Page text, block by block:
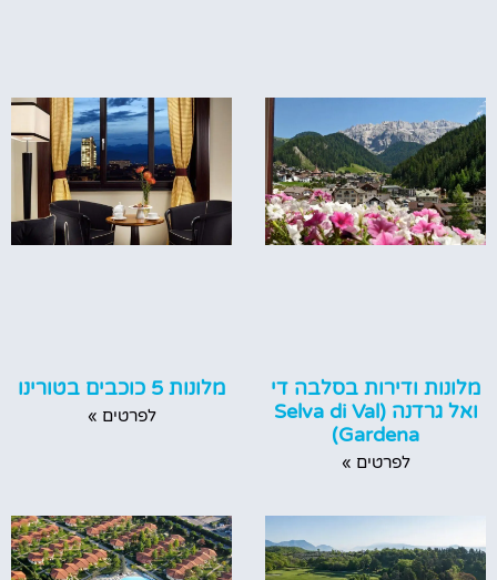
מלונות ודירות בסלבה די
ואל גרדנה (Selva di Val
Gardena)
לפרטים »
מלונות 5 כוכבים בטורינו
לפרטים »